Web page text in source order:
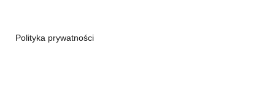
Polityka prywatności